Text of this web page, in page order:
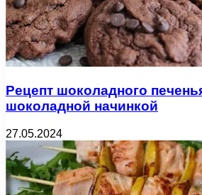
Рецепт шоколадного
шоколадной начинкой
27.05.2024